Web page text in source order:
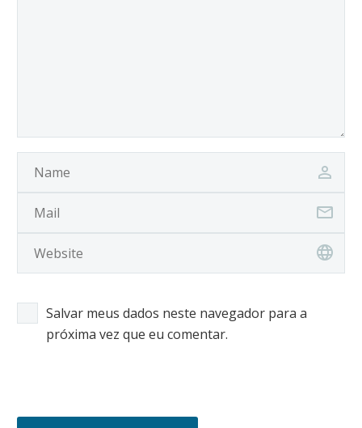
Salvar meus dados neste navegador para a
próxima vez que eu comentar.